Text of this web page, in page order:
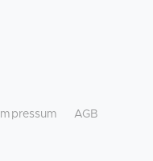
Impressum
AGB